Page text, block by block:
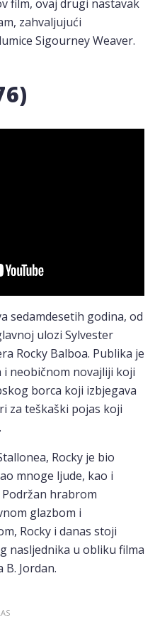
film, ovaj drugi nastavak
zahvaljujući
Sigourney Weaver.
sedamdesetih godina, od
ulozi Sylvester
Rocky Balboa. Publika je
i neobičnom novajliji koji
borca koji izbjegava
za teškaški pojas koji
Rocky je bio
mnoge ljude, kao i
hrabrom
glazbom i
Rocky i danas stoji
nasljednika u obliku filma
Jordan.